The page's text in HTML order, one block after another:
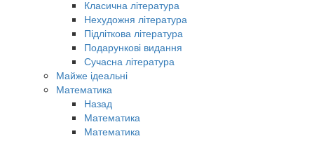
Класична література
Нехудожня література
Підліткова література
Подарункові видання
Сучасна література
Майже ідеальні
Математика
Назад
Математика
Математика